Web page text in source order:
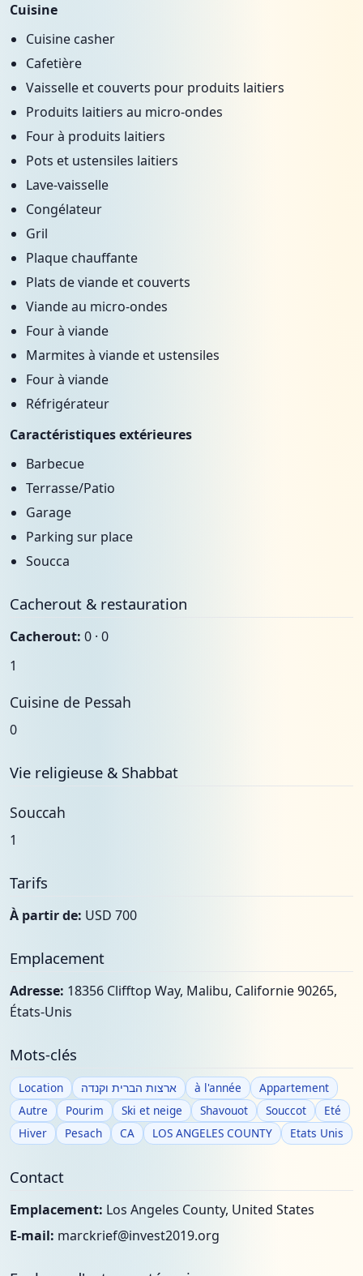
Cuisine
Cuisine casher
Cafetière
Vaisselle et couverts pour produits laitiers
Produits laitiers au micro-ondes
Four à produits laitiers
Pots et ustensiles laitiers
Lave-vaisselle
Congélateur
Gril
Plaque chauffante
Plats de viande et couverts
Viande au micro-ondes
Four à viande
Marmites à viande et ustensiles
Four à viande
Réfrigérateur
Caractéristiques extérieures
Barbecue
Terrasse/Patio
Garage
Parking sur place
Soucca
Cacherout & restauration
Cacherout: 0 · 0
1
Cuisine de Pessah
0
Vie religieuse & Shabbat
Souccah
1
Tarifs
À partir de: USD 700
Emplacement
Adresse: 18356 Clifftop Way, Malibu, Californie 90265,
États-Unis
Mots-clés
Location ארצות הברית וקנדה à l'année
Appartement
Autre
Pourim Ski et neige Shavouot Souccot
Eté
Hiver
Pesach CA LOS ANGELES COUNTY Etats Unis
Contact
Emplacement: Los Angeles County, United States
E-mail: marckrief@invest2019.org